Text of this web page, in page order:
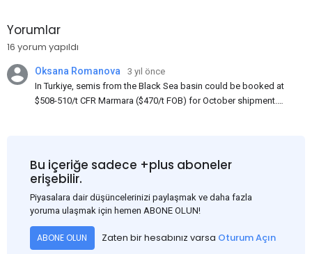
Yorumlar
16 yorum yapıldı
Oksana Romanova
3 yıl önce
In Turkiye, semis from the Black Sea basin could be booked at
$508-510/t CFR Marmara ($470/t FOB) for October shipment.
market. Information about sales of 15,000-20,000 t at $485/t
CFR around two weeks ago was circulating in the market, but it
could not be confirmed at the time of publication. This was a re-
export of Donbas material provided by a Russian mill.
Bu içeriğe sadece +plus aboneler
erişebilir.
Piyasalara dair düşüncelerinizi paylaşmak ve daha fazla
yoruma ulaşmak için hemen ABONE OLUN!
ABONE OLUN Zaten bir hesabınız varsa Oturum Açın